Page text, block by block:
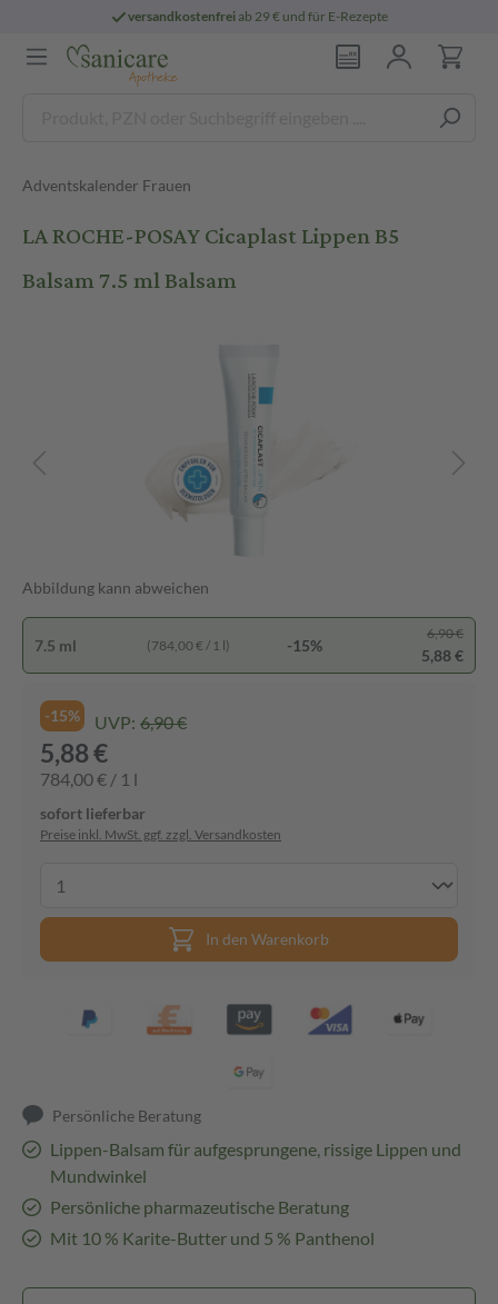
versandkostenfreiab 29 € und für E-Rezepte
Adventskalender Frauen
LA ROCHE-POSAY Cicaplast Lippen B5
Balsam 7.5 ml Balsam
Abbildung kann abweichen
7.5 ml (784,00 € / 1 l) -15%
6,90 €
5,88 €
-15% UVP: 6,90 €
5,88 €
784,00 € / 1 l
sofort lieferbar
Preise inkl. MwSt. ggf. zzgl. Versandkosten
In den Warenkorb
Persönliche Beratung
Lippen-Balsam für aufgesprungene, rissige Lippen und
Mundwinkel
Persönliche pharmazeutische Beratung
Mit 10 % Karite-Butter und 5 % Panthenol